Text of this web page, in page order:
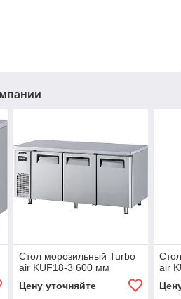
Стол морозильный Turbo
air KUF18-3 600 мм
Цену уточняйте
air